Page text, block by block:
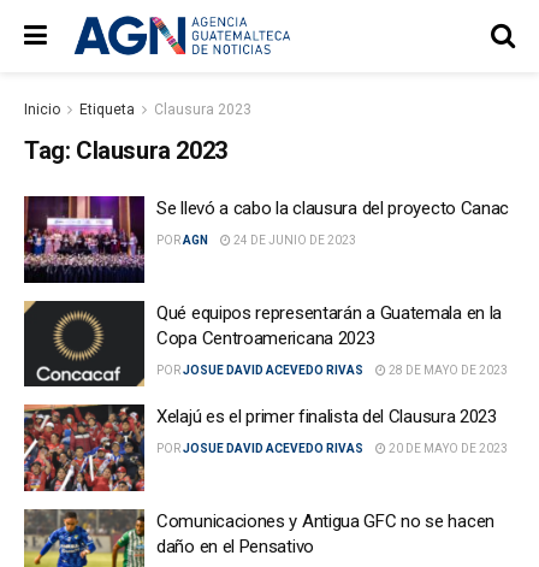
Inicio Etiqueta Clausura 2023
Tag: Clausura 2023
Se llevó a cabo la clausura del proyecto Canac
PORAGN 24 DE JUNIO DE 2023
Qué equipos representarán a Guatemala en la
Copa Centroamericana 2023
PORJOSUE DAVID ACEVEDO RIVAS 28 DE MAYO DE 2023
Xelajú es el primer finalista del Clausura 2023
PORJOSUE DAVID ACEVEDO RIVAS 20 DE MAYO DE 2023
Comunicaciones y Antigua GFC no se hacen
daño en el Pensativo